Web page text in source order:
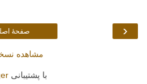
‹ صفحهٔ
مشاهده
با پشتیبانی